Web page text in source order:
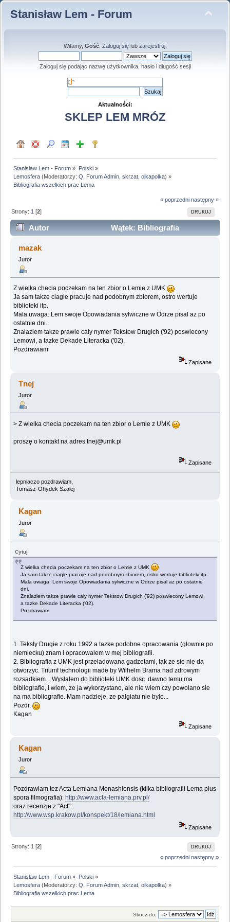
Stanisław Lem - Forum
Witamy, Gość. Zaloguj sięlub zarejestruj.
Zaloguj się podając nazwę użytkownika, hasło i długość sesji
Aktualności:
SKLEP LEM MRÓZ
Stanisław Lem - Forum » Polski»
Lemosfera (Moderatorzy:Q Forum Admin ,skrzat ,olkapolka) »
Bibliografia wszelkich prac Lema
« poprzedni następny »
DRUKUJ
Strony: 1 [2]
Autor
Wątek: Bibliografia
wszelkich prac Lema (Przeczytany 47504 razy)
mazak
Juror
Z wielka checia poczekam na ten zbior o Lemie z UMK
Ja sam takze ciagle pracuje nad podobnym zbiorem, ostro wertuje
biblioteki itp.
Mala uwaga: Lem swoje Opowiadania sylwiczne w Odrze pisal az po
ostatnie dni.
Znalazlem takze prawie caly nymer Tekstow Drugich ('92) poswiecony
Lemowi, a tazke Dekade Literacka ('02).
Pozdrawiam
Zapisane
Tnej
Juror
> Z wielka checia poczekam na ten zbior o Lemie z UMK
proszę o kontakt na adres tnej@umk.pl
Zapisane
lepniaczo pozdrawiam,
Tomasz-Ohydek Szalej
Kagan
Juror
Cytuj
Z wielka checia poczekam na ten zbior o Lemie z UMK
Ja sam takze ciagle pracuje nad podobnym zbiorem, ostro wertuje biblioteki itp.
Mala uwaga: Lem swoje Opowiadania sylwiczne w Odrze pisal az po ostatnie
dni.
Znalazlem takze prawie caly nymer Tekstow Drugich ('92) poswiecony Lemowi,
a tazke Dekade Literacka ('02).
Pozdrawiam
1. Teksty Drugie z roku 1992 a tazke podobne opracowania (glownie po
niemiecku) znam i opracowalem w mej bibliografii.
2. Bibliografia z UMK jest przeladowana gadzetami, tak ze sie nie da
otworzyc. Triumf technologii made by Wilhelm Brama nad zdrowym
rozsadkiem... Wyslalem do biblioteki UMK dosc dawno temu ma
bibliografie, i wiem, ze ja wykorzystano, ale nie wiem czy powolano sie
na ma bibliografie. Mam nadzieje, ze palgiatu nie bylo...
Pozdr.
Kagan
Zapisane
Kagan
Juror
Pozdrawiam tez Acta Lemiana Monashiensis (kilka bibliografii Lema plus
spora filmografia):http://www.acta-lemiana.prv.pl/
oraz recenzje z "Act":
http://www.wsp.krakow.pl/konspekt/18/lemiana.html
Zapisane
DRUKUJ
Strony: 1 [2]
« poprzedni następny »
Stanisław Lem - Forum » Polski»
Lemosfera (Moderatorzy:Q Forum Admin ,skrzat ,olkapolka) »
Bibliografia wszelkich prac Lema
Skocz do: